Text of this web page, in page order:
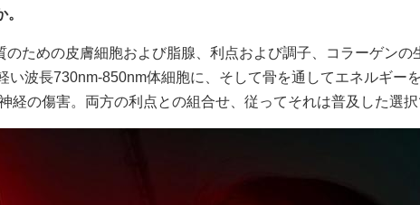
のための皮膚細胞および脂腺、利点および調子、コラーゲン
い波長730nm-850nm体細胞に、そして骨を通してエネルギ
経の傷害。両方の利点との組合せ、従ってそれは普及した選択